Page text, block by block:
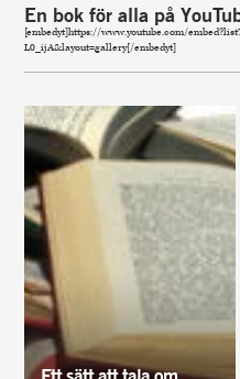
En bok för alla på
[embedyt]https://www.youtube.com/
L0_ijA&layout=gallery[/embedyt]